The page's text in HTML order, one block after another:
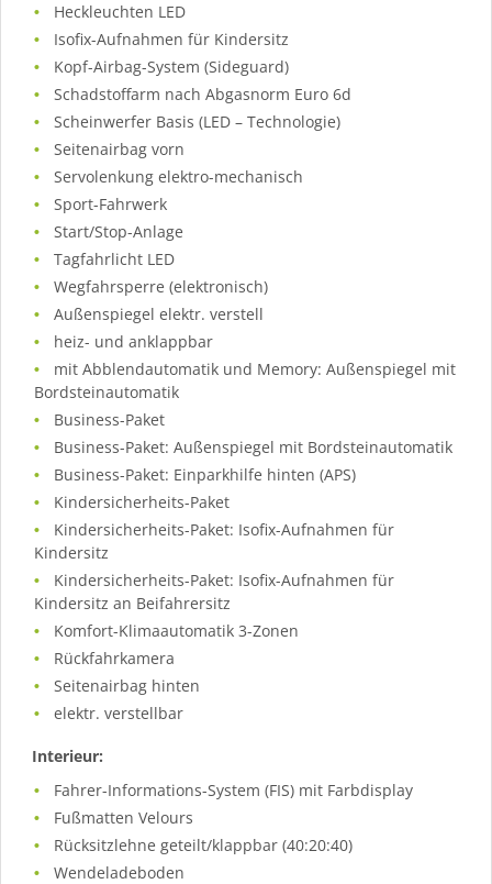
Heckleuchten LED
Isofix-Aufnahmen für Kindersitz
Kopf-Airbag-System (Sideguard)
Schadstoffarm nach Abgasnorm Euro 6d
Scheinwerfer Basis (LED – Technologie)
Seitenairbag vorn
Servolenkung elektro-mechanisch
Sport-Fahrwerk
Start/Stop-Anlage
Tagfahrlicht LED
Wegfahrsperre (elektronisch)
Außenspiegel elektr. verstell
heiz- und anklappbar
mit Abblendautomatik und Memory: Außenspiegel mit
Bordsteinautomatik
Business-Paket
Business-Paket: Außenspiegel mit Bordsteinautomatik
Business-Paket: Einparkhilfe hinten (APS)
Kindersicherheits-Paket
Kindersicherheits-Paket: Isofix-Aufnahmen für
Kindersitz
Kindersicherheits-Paket: Isofix-Aufnahmen für
Kindersitz an Beifahrersitz
Komfort-Klimaautomatik 3-Zonen
Rückfahrkamera
Seitenairbag hinten
elektr. verstellbar
Interieur:
Fahrer-Informations-System (FIS) mit Farbdisplay
Fußmatten Velours
Rücksitzlehne geteilt/klappbar (40:20:40)
Wendeladeboden